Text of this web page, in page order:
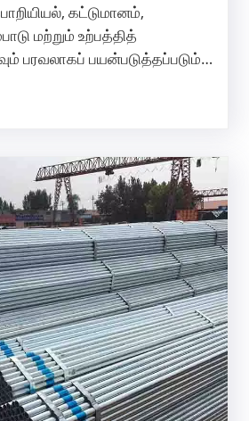
கட்டுமானம்,
மற்றும் உற்பத்தித்
பரவலாகப் பயன்படுத்தப்படும்
அரிப்பு எதிர்ப்பு, நீண்ட சேவை